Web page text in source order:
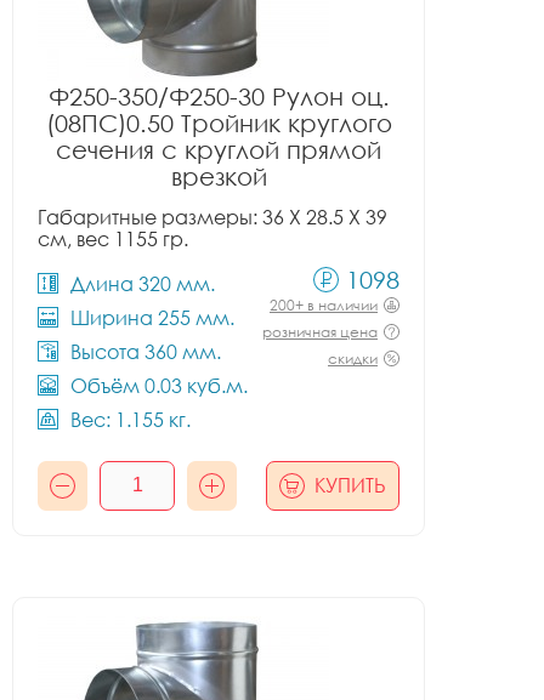
Ф250-350/Ф250-30 Рулон оц.
(08ПС)0.50 Тройник круглого
сечения с круглой прямой
врезкой
Габаритные размеры: 36 X 28.5 X 39
см, вес 1155 гр.
Длина 320 мм.
Ширина 255 мм.
Высота 360 мм.
Объём 0.03 куб.м.
Вес: 1.155 кг.
1098
200+ в наличии
розничная цена
скидки
КУПИТЬ